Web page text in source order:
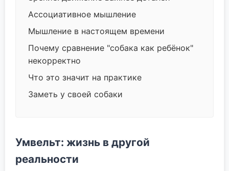
Ассоциативное мышление
Мышление в настоящем времени
Почему сравнение "собака как ребёнок"
некорректно
Что это значит на практике
Заметь у своей собаки
Умвельт: жизнь в другой
реальности